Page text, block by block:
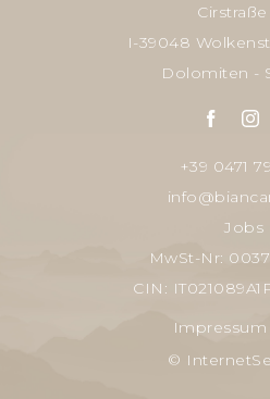
I-39048
Dolomiten -
+39 0471
Jobs
MwSt-Nr:
CIN:
Impressum
©